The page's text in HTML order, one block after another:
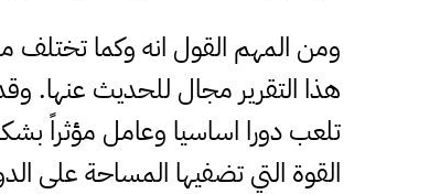
ومن المهم القول انه وكما تختلف
هذا التقرير مجال للحديث عنها.
تلعب دورا اساسيا وعامل مؤثراً
القوة التي تضفيها المساحة على